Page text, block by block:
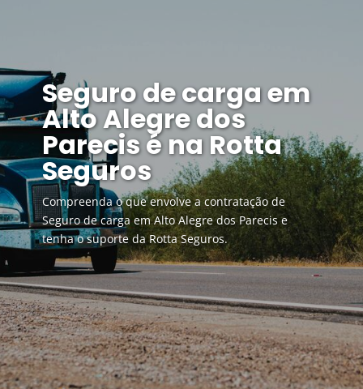
Seguro de carga em
Alto Alegre dos
Parecis é na Rotta
Seguros
Compreenda o que envolve a contratação de
Seguro de carga em Alto Alegre dos Parecis e
tenha o suporte da Rotta Seguros.